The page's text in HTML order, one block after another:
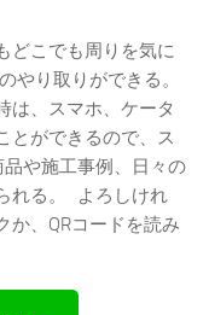
どこでも周りを気に
やり取りができる。
は、スマホ、ケータ
とができるので、ス
品や施工事例、日々の
る。
よろしけれ
か、QRコードを読み